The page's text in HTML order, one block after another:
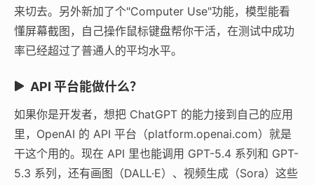
来切去。另外新加了个"Computer Use"功能，模型能看
懂屏幕截图，自己操作鼠标键盘帮你干活，在测试中成功
率已经超过了普通人的平均水平。
API 平台能做什么？
如果你是开发者，想把 ChatGPT 的能力接到自己的应用
里，OpenAI 的 API 平台（platform.openai.com）就是
干这个用的。现在 API 里也能调用 GPT-5.4 系列和 GPT-
5.3 系列，还有画图（DALL·E）、视频生成（Sora）这些